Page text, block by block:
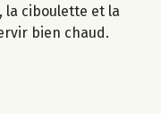
la ciboulette et la
bien chaud.